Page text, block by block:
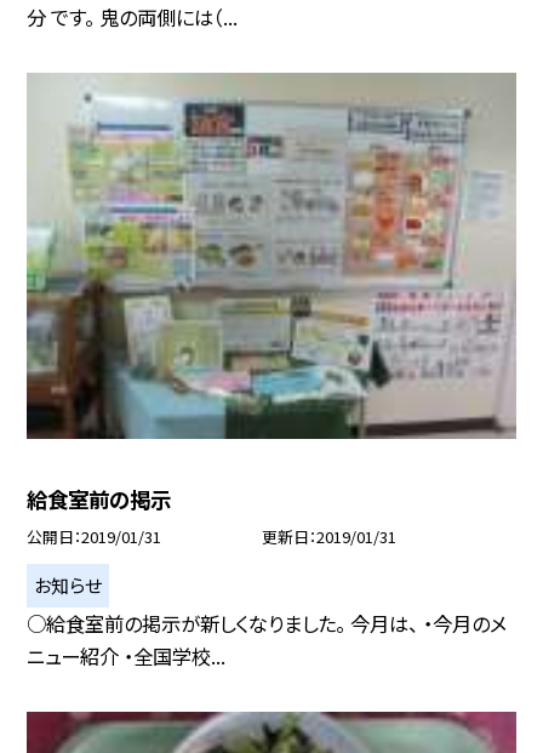
分 です。 鬼の両側には（...
給食室前の掲示
公開日 2019/01/31 更新日 2019/01/31
お知らせ
○給食室前の掲示が新しくなりました。 今月は、 ・今月のメ
ニュー紹介 ・全国学校...